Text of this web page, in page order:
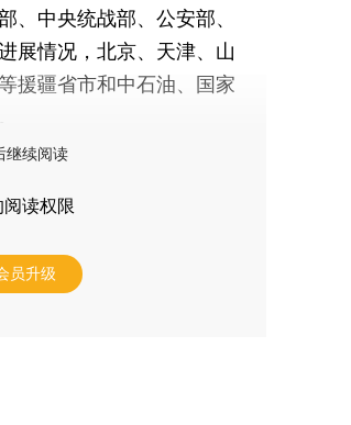
、中央统战部、公安部、
展情况，北京、天津、山
援疆省市和中石油、国家
继续阅读
阅读权限
员升级